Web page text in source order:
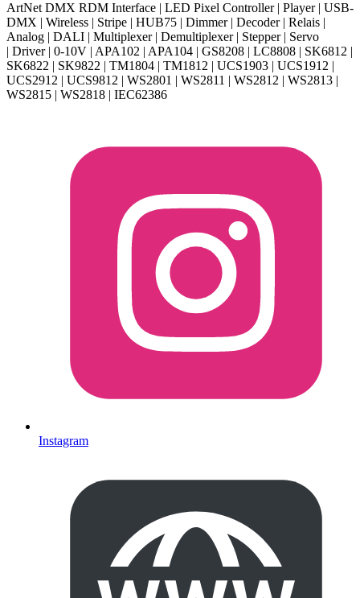
ArtNet DMX RDM Interface | LED Pixel Controller | Player | USB-
DMX | Wireless | Stripe | HUB75 | Dimmer | Decoder | Relais |
Analog | DALI | Multiplexer | Demultiplexer | Stepper | Servo
| Driver | 0-10V | APA102 | APA104 | GS8208 | LC8808 | SK6812 |
SK6822 | SK9822 | TM1804 | TM1812 | UCS1903 | UCS1912 |
UCS2912 | UCS9812 | WS2801 | WS2811 | WS2812 | WS2813 |
WS2815 | WS2818 | IEC62386
Instagram